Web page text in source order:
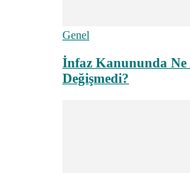
Genel
İnfaz Kanununda Ne
Değişmedi?